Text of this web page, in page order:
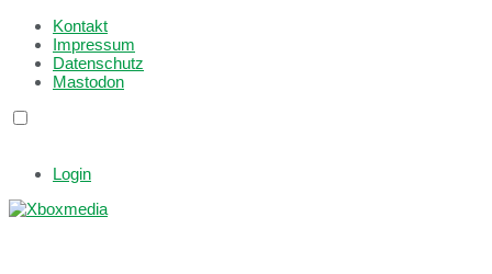
Kontakt
Impressum
Datenschutz
Mastodon
Login